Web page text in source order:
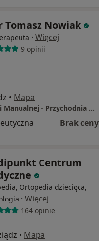
Tomasz Nowiak
· Więcej
9 opinii
• Mapa
Gabinet Masażu i Terapii Manualnej - Przychodnia na Strzemięcinie
Brak ceny
Centrum
Ortopedia dziecięca,
· Więcej
164 opinie
• Mapa